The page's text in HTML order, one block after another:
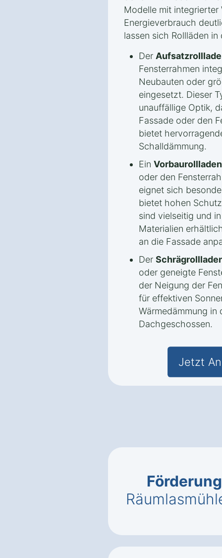
Modelle mit integrierter
Energieverbrauch
lassen sich Rollläden
Der
Fensterrahmen
Neubauten oder
eingesetzt. Dieser
unauffällige Optik,
Fassade oder den
bietet
Schalldämmung.
Ein Vorbaurollladen
oder den
eignet sich
bietet hohen
sind vielseitig und
Materialien
an die Fassade
Der
oder geneigte
der Neigung der
für effektiven
Wärmedämmung in
Dachgeschossen.
Jetzt